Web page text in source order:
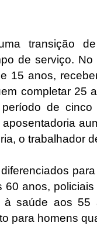
transição
de serviço.
15 anos,
completar 25
de
o trabalhador
60 anos,
à saúde aos
para homens